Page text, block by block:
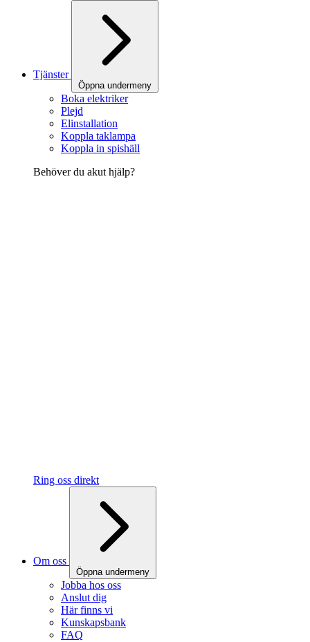
Tjänster
Öppna undermeny
Boka elektriker
Plejd
Elinstallation
Koppla taklampa
Koppla in spishäll
Behöver du akut hjälp?
Ring oss direkt
Om oss
Öppna undermeny
Jobba hos oss
Anslut dig
Här finns vi
Kunskapsbank
FAQ